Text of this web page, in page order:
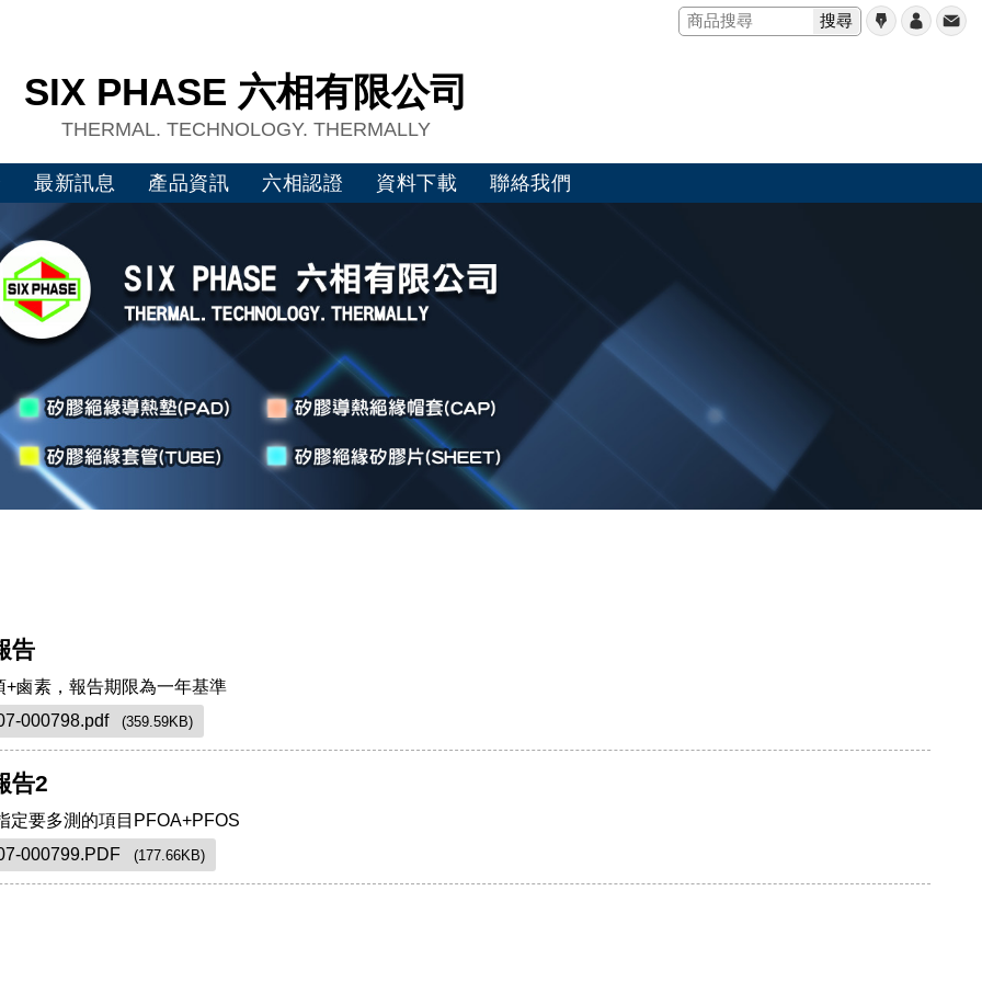
搜尋
SIX PHASE 六相有限公司
THERMAL. TECHNOLOGY. THERMALLY
最新訊息 產品資訊 六相認證 資料下載 聯絡我們
告
+鹵素，報告期限為一年基準
000798.pdf
(359.59KB)
告2
定要多測的項目PFOA+PFOS
000799.PDF
(177.66KB)